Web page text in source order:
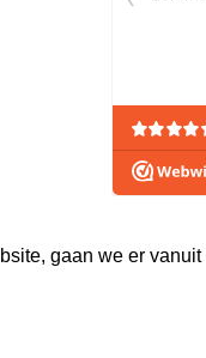
gaan we er vanuit